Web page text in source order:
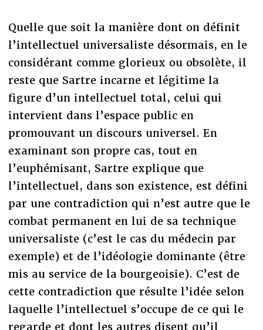
Quelle que soit la manière dont on définit
l’intellectuel universaliste désormais, en le
considérant comme glorieux ou obsolète, il
reste que Sartre incarne et légitime la
figure d’un intellectuel total, celui qui
intervient dans l’espace public en
promouvant un discours universel. En
examinant son propre cas, tout en
l’euphémisant, Sartre explique que
l’intellectuel, dans son existence, est défini
par une contradiction qui n’est autre que le
combat permanent en lui de sa technique
universaliste (c’est le cas du médecin par
exemple) et de l’idéologie dominante (être
mis au service de la bourgeoisie). C’est de
cette contradiction que résulte l’idée selon
laquelle l’intellectuel s’occupe de ce qui le
regarde et dont les autres disent qu’il